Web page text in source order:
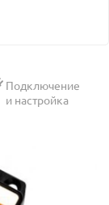
Подключение
и настройка